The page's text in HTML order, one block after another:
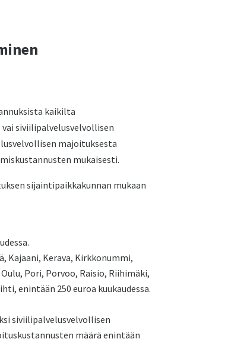
kaikilta
siviilipalvelusvelvollisen
majoituksesta
mukaisesti.
sijaintipaikkakunnan mukaan
Kajaani, Kerava, Kirkkonummi,
Pori, Porvoo, Raisio, Riihimäki,
enintään 250 euroa kuukaudessa.
siviilipalvelusvelvollisen
määrä enintään